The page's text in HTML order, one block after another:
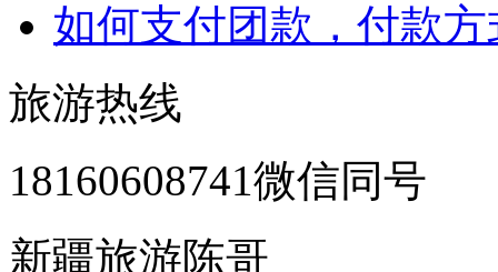
如何支付团款，付款
旅游热线
18160608741微信同号
新疆旅游陈哥